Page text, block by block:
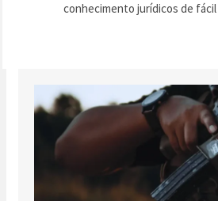
conhecimento jurídicos de